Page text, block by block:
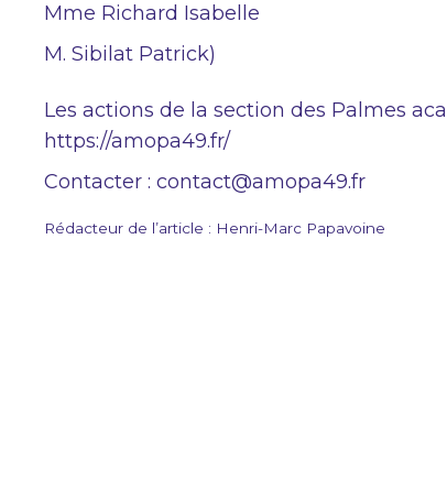
Mme Richard Isabelle
M. Sibilat Patrick)
Les actions de la section des Palmes
https://amopa49.fr/
Contacter : contact@amopa49.fr
Rédacteur de l’article : Henri-Marc Papavoine